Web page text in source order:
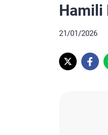
Hamili
21/01/2026